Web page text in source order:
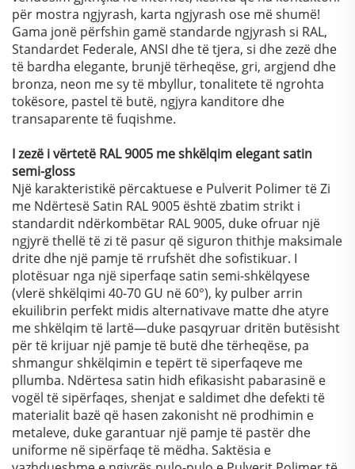
për mostra ngjyrash, karta ngjyrash ose më shumë!
Gama jonë përfshin gamë standarde ngjyrash si RAL,
Standardet Federale, ANSI dhe të tjera, si dhe zezë dhe
të bardha elegante, brunjë tërheqëse, gri, argjend dhe
bronza, neon me sy të mbyllur, tonalitete të ngrohta
tokësore, pastel të butë, ngjyra kanditore dhe
transaparente të fuqishme.
I zezë i vërtetë RAL 9005 me shkëlqim elegant satin
semi-gloss
Një karakteristikë përcaktuese e Pulverit Polimer të Zi
me Ndërtesë Satin RAL 9005 është zbatim strikt i
standardit ndërkombëtar RAL 9005, duke ofruar një
ngjyrë thellë të zi të pasur që siguron thithje maksimale
drite dhe një pamje të rrufshët dhe sofistikuar. I
plotësuar nga një siperfaqe satin semi-shkëlqyese
(vlerë shkëlqimi 40-70 GU në 60°), ky pulber arrin
ekuilibrin perfekt midis alternativave matte dhe atyre
me shkëlqim të lartë—duke pasqyruar dritën butësisht
për të krijuar një pamje të butë dhe tërheqëse, pa
shmangur shkëlqimin e tepërt të siperfaqeve me
pllumba. Ndërtesa satin hidh efikasisht pabarasinë e
vogël të sipërfaqes, shenjat e saldimet dhe defekti të
materialit bazë që hasen zakonisht në prodhimin e
metaleve, duke garantuar një pamje të pastër dhe
uniforme në sipërfaqe të mëdha. Saktësia e